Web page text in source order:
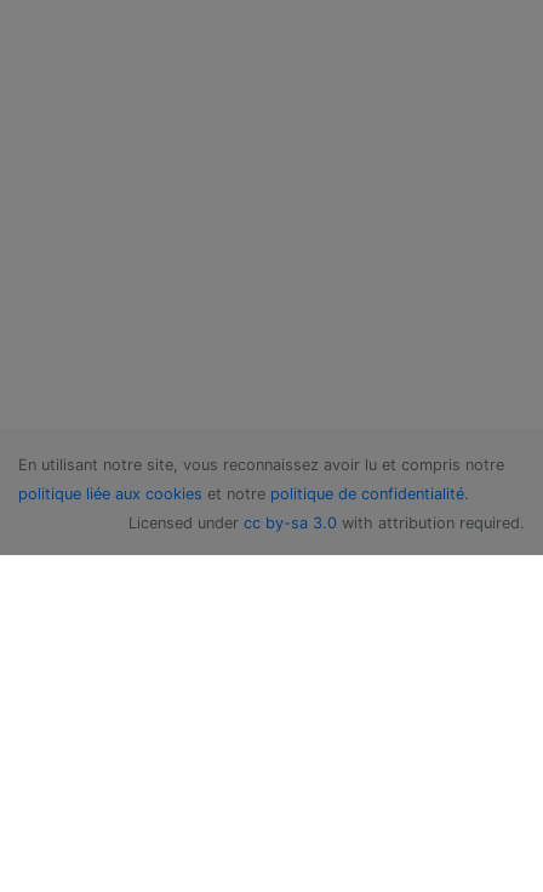
En utilisant notre site, vous reconnaissez avoir lu et compris notre
politique liée aux cookies et notre politique de confidentialité.
Licensed under cc by-sa 3.0 with attribution required.